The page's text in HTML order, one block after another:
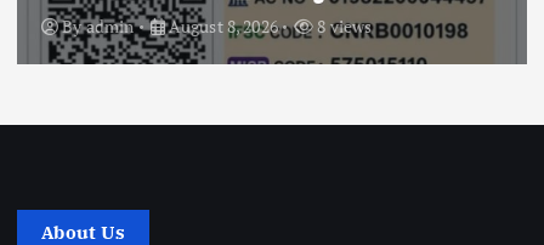
Byadmin August 8, 2026 6 views
About Us